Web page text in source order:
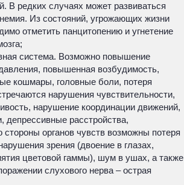
В редких случаях может развиваться
Из состояний, угрожающих жизни
отметить панцитопению и угнетение
система. Возможно повышение
повышенная возбудимость,
кошмары, головные боли, потеря
нарушения чувствительности,
нарушение координации движений,
депрессивные расстройства,
органов чувств возможны потеря
зрения (двоение в глазах,
цветовой гаммы), шум в ушах, а также
слухового нерва – острая